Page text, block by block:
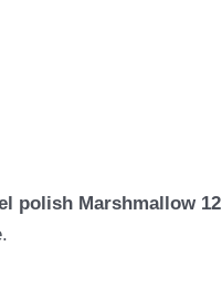
polish Marshmallow 12